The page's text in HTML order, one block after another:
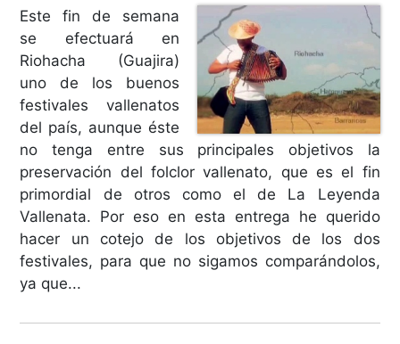
Este fin de semana
se efectuará en
Riohacha (Guajira)
uno de los buenos
festivales vallenatos
del país, aunque éste
no tenga entre sus principales objetivos la
preservación del folclor vallenato, que es el fin
primordial de otros como el de La Leyenda
Vallenata. Por eso en esta entrega he querido
hacer un cotejo de los objetivos de los dos
festivales, para que no sigamos comparándolos,
ya que...